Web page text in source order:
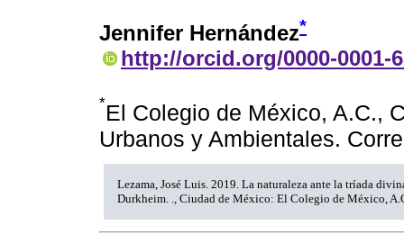
Jennifer Hernández*
http://orcid.org/0000-0001-
*El Colegio de México, A.C.,
Urbanos y Ambientales.
Lezama, José Luis. 2019. La naturaleza ante la tríada
Durkheim. ., Ciudad de México: El Colegio de México,